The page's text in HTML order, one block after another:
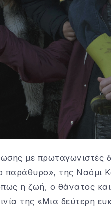
με πρωταγωνιστές
παράθυρο», της Ναόμι
η ζωή, ο θάνατος
της «Μια δεύτερη